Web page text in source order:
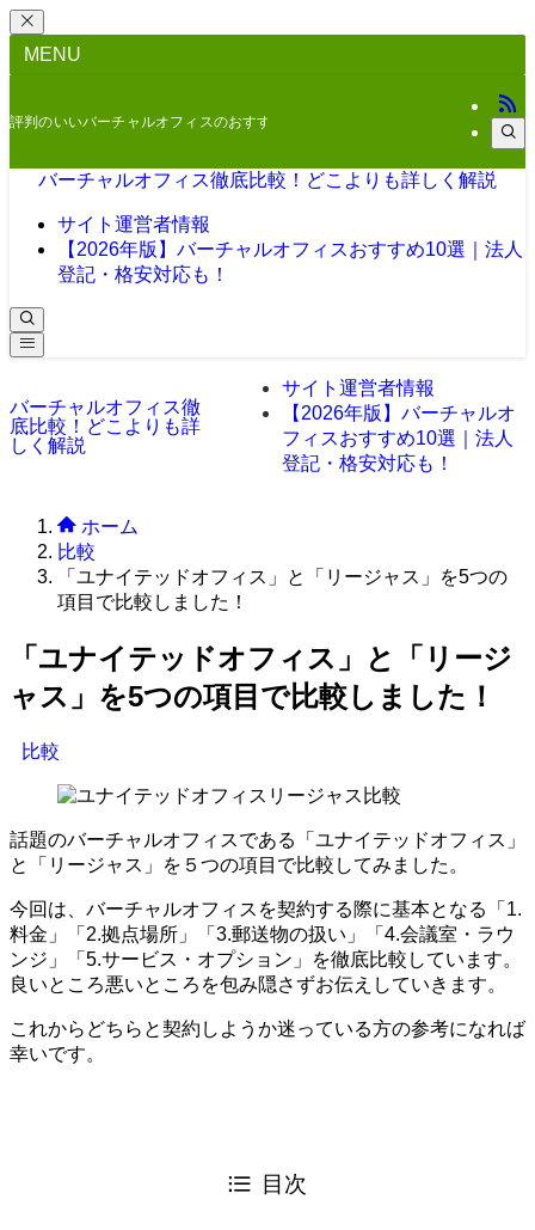
MENU
評判のいいバーチャルオフィスのおすすめをご紹介
バーチャルオフィス徹底比較！どこよりも詳しく解説
サイト運営者情報
【2026年版】バーチャルオフィスおすすめ10選｜法人
登記・格安対応も！
バーチャルオフィス徹
底比較！どこよりも詳
しく解説
サイト運営者情報
【2026年版】バーチャルオ
フィスおすすめ10選｜法人
登記・格安対応も！
ホーム
比較
「ユナイテッドオフィス」と「リージャス」を5つの
項目で比較しました！
「ユナイテッドオフィス」と「リージ
ャス」を5つの項目で比較しました！
比較
話題のバーチャルオフィスである「ユナイテッドオフィス」
と「リージャス」を５つの項目で比較してみました。
今回は、バーチャルオフィスを契約する際に基本となる「1.
料金」「2.拠点場所」「3.郵送物の扱い」「4.会議室・ラウ
ンジ」「5.サービス・オプション」を徹底比較しています。
良いところ悪いところを包み隠さずお伝えしていきます。
これからどちらと契約しようか迷っている方の参考になれば
幸いです。
目次